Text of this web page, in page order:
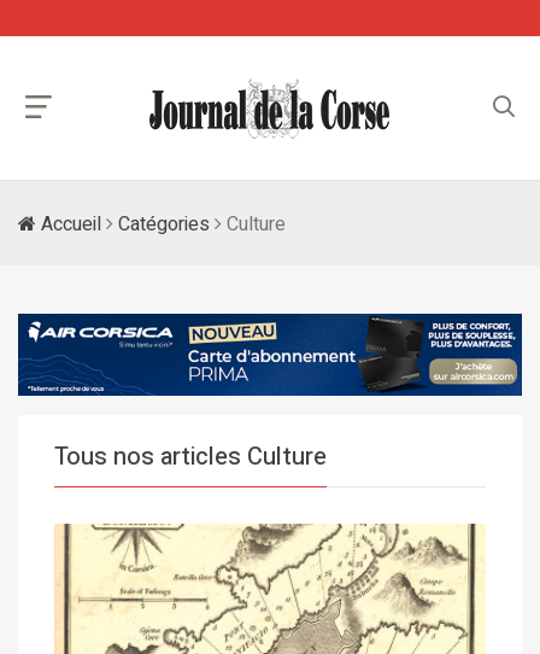
Accueil Catégories Culture
Tous nos articles Culture